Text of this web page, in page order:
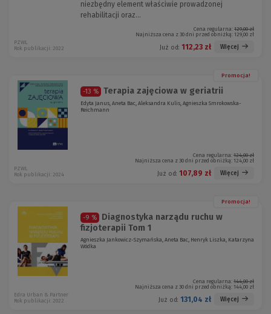
niezbędny element właściwie prowadzonej
rehabilitacji oraz...
Cena regularna: 129,00 zł
Najniższa cena z 30 dni przed obniżką: 129,00 zł
Już od: 112,23 zł Więcej
PZWL
Rok publikacji: 2022
Promocja!
-13 % Terapia zajęciowa w geriatrii
Edyta Janus, Aneta Bac, Aleksandra Kulis, Agnieszka Smrokowska-
Reichmann
Cena regularna: 124,00 zł
Najniższa cena z 30 dni przed obniżką: 124,00 zł
Już od: 107,89 zł Więcej
PZWL
Rok publikacji: 2024
Promocja!
-9 %
Diagnostyka narządu ruchu w
fizjoterapii Tom 1
Agnieszka Jankowicz-Szymańska, Aneta Bac, Henryk Liszka, Katarzyna
Wódka
Cena regularna: 144,00 zł
Najniższa cena z 30 dni przed obniżką: 144,00 zł
Już od: 131,04 zł Więcej
Edra Urban & Partner
Rok publikacji: 2022